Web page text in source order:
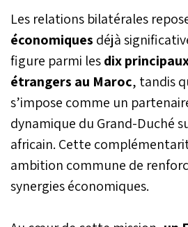
Les relations bilatérales
économiques déjà
figure parmi lesdix
étrangers au Maroc, tandis
s’impose comme un
dynamique du Grand-Duché
africain. Cette
ambition commune de
synergies économiques.